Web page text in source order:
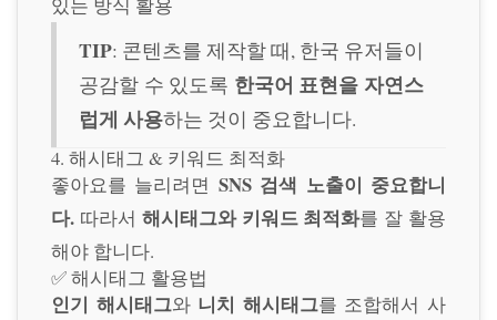
있는 방식 활용
TIP: 콘텐츠를 제작할 때, 한국 유저들이
공감할 수 있도록 한국어 표현을 자연스
럽게 사용하는 것이 중요합니다.
4. 해시태그 & 키워드 최적화
좋아요를 늘리려면 SNS 검색 노출이 중요합니
다. 따라서 해시태그와 키워드 최적화를 잘 활용
해야 합니다.
✅ 해시태그 활용법
인기 해시태그와 니치 해시태그를 조합해서 사